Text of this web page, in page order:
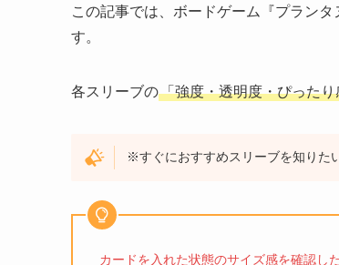
この記事では、ボードゲーム『プラン
す。
各スリーブの「強度・透明度・ぴった
※すぐにおすすめスリーブを知りた
カードを入れた状態のサイズ感を確認し